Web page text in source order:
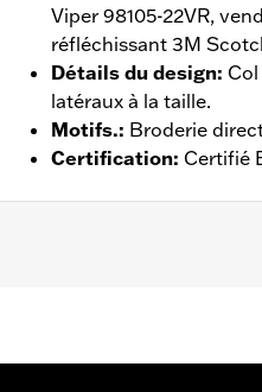
Viper 98105-22VR,
réfléchissant 3M
Détails du design:
latéraux à la taille.
Motifs.: Broderie
Certification: Certifié
,Poches de protection,